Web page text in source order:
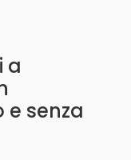
a
senza